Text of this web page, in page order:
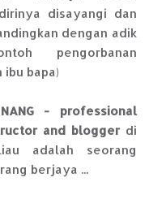
disayangi dan
dengan adik
pengorbanan
ibu bapa)
- professional
and bloggerdi
adalah seorang
berjaya ...